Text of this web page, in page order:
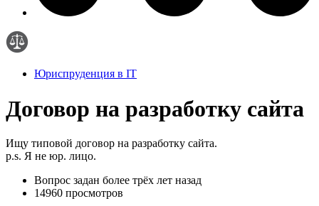
Юриспруденция в IT
Договор на разработку сайта
Ищу типовой договор на разработку сайта.
p.s. Я не юр. лицо.
Вопрос задан более трёх лет назад
14960 просмотров